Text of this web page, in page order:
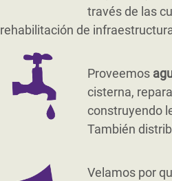
través de las
rehabilitación de
Proveemos
cisterna,
construyendo
También
Velamos por